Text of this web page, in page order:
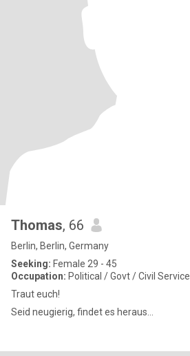
Thomas, 66
Berlin, Berlin, Germany
Seeking: Female 29 - 45
Occupation: Political / Govt / Civil Service
Traut euch!
Seid neugierig, findet es heraus...